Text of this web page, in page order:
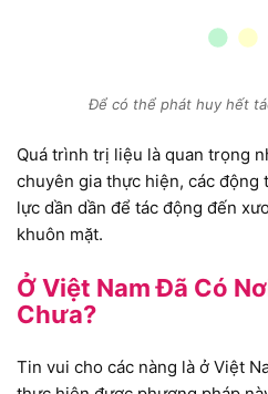
Để có thể phát huy hết
Quá trình trị liệu là quan trọng
chuyên gia thực hiện, các động
lực dần dần để tác động đến
khuôn mặt.
Ở Việt Nam Đã Có
Chưa?
Tin vui cho các nàng là ở Việt